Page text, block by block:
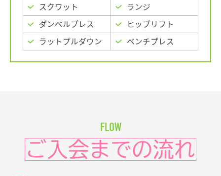
スクワット
ランジ
ダンベルプレス
ヒップリフト
ラットプルダウン
ベンチプレス
FLOW
ご入会までの流れ